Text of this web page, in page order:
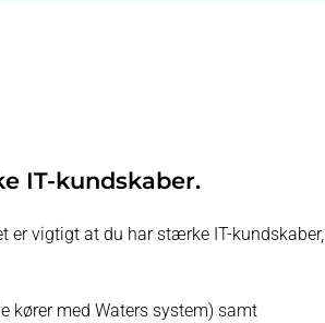
IT-kundskaber.
er vigtigt at du har stærke IT-kundskaber,
kører med Waters system) samt